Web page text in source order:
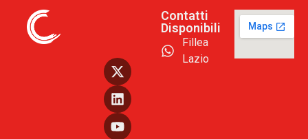
Contatti
Disponibili
Fillea
Lazio